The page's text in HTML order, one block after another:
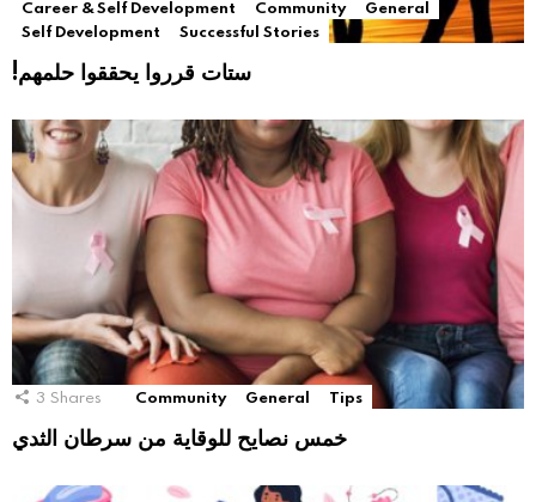
Career & Self Development Community
General
Self Development
Successful Stories
!ستات قرروا يحققوا حلمهم
3 Shares Community General Tips
خمس نصايح للوقاية من سرطان الثدي